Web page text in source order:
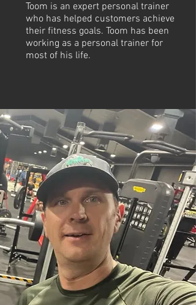
Toom is an expert personal trainer
who has helped customers achieve
their fitness goals. Toom has been
working as a personal trainer for
most of his life.